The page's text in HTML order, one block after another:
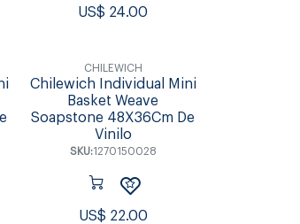
US$ 24.00
CHILEWICH
Chilewich Individual Mini
Basket Weave
Soapstone 48X36Cm De
Vinilo
SKU:1270150028
US$ 22.00